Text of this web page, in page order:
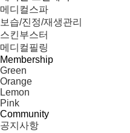
메디컬스파
보습/진정/재생관리
스킨부스터
메디컬필링
Membership
Green
Orange
Lemon
Pink
Community
공지사항